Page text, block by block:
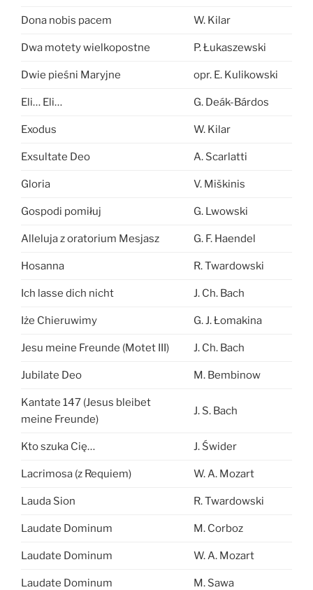
Dona nobis pacem W. Kilar
Dwa motety wielkopostne P. Łukaszewski
Dwie pieśni Maryjne opr. E. Kulikowski
Eli… Eli… G. Deák-Bárdos
Exodus W. Kilar
Exsultate Deo A. Scarlatti
Gloria V. Miškinis
Gospodi pomiłuj G. Lwowski
Alleluja z oratorium Mesjasz G. F. Haendel
Hosanna R. Twardowski
Ich lasse dich nicht J. Ch. Bach
Iże Chieruwimy G. J. Łomakina
Jesu meine Freunde (Motet III) J. Ch. Bach
Jubilate Deo M. Bembinow
Kantate 147 (Jesus bleibet
meine Freunde)
J. S. Bach
Kto szuka Cię… J. Świder
Lacrimosa (z Requiem) W. A. Mozart
Lauda Sion R. Twardowski
Laudate Dominum M. Corboz
Laudate Dominum W. A. Mozart
Laudate Dominum M. Sawa